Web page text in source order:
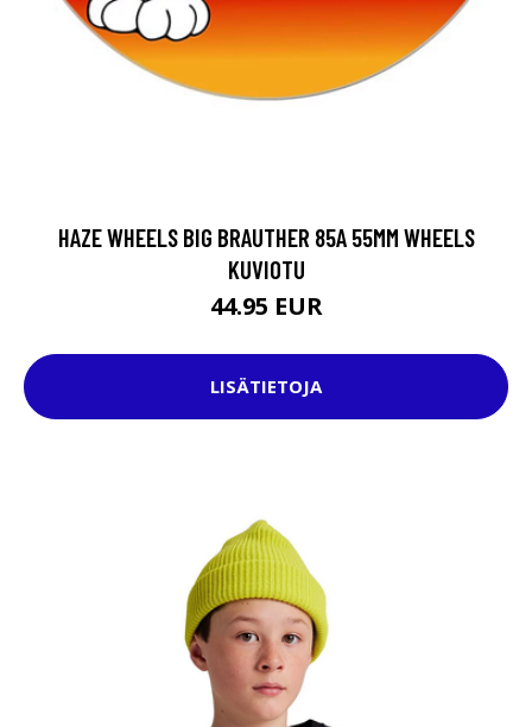
HAZE WHEELS BIG BRAUTHER 85A 55MM WHEELS
KUVIOTU
44.95 EUR
LISÄTIETOJA